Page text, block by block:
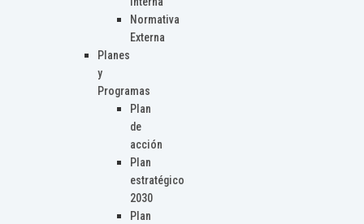
Normativa
Externa
Planes
y
Programas
Plan
de
acción
Plan
estratégico
2030
Plan